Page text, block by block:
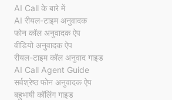
AI Call के बारे में
AI रीयल-टाइम अनुवादक
फोन कॉल अनुवादक ऐप
वीडियो अनुवादक ऐप
रीयल-टाइम कॉल अनुवाद गाइड
AI Call Agent Guide
सर्वश्रेष्ठ फोन अनुवादक ऐप
बहुभाषी कॉलिंग गाइड